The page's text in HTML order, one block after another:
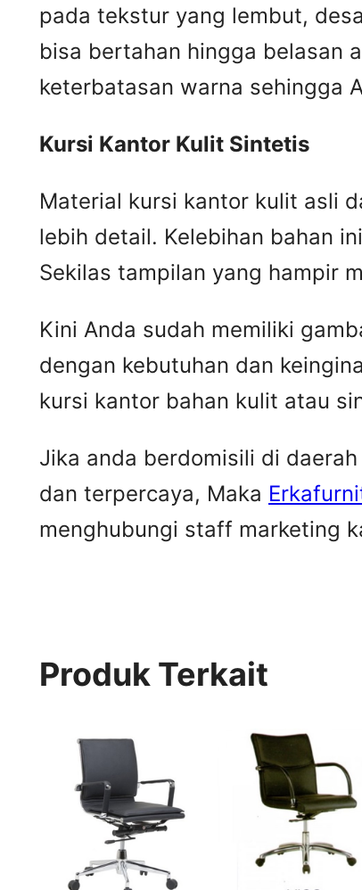
pada tekstur yang lembut,
bisa bertahan hingga belasan
keterbatasan warna sehingga
Kursi Kantor Kulit Sintetis
Material kursi kantor kulit asli
lebih detail. Kelebihan bahan
Sekilas tampilan yang hampir
Kini Anda sudah memiliki
dengan kebutuhan dan
kursi kantor bahan kulit atau
Jika anda berdomisili di
dan terpercaya, Maka
menghubungi staff marketing
Produk Terkait